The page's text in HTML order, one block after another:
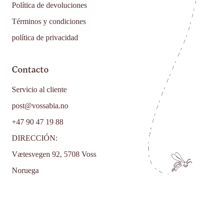
Política de devoluciones
Términos y condiciones
política de privacidad
Contacto
Servicio al cliente
post@vossabia.no
+47 90 47 19 88
DIRECCIÓN:
Vætesvegen 92, 5708 Voss
Noruega